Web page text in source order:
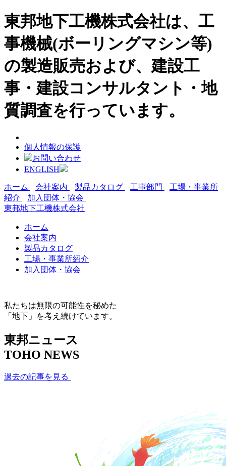
東邦地下工機株式会社は、工
事機械(ボーリングマシン等)
の製造販売および、建設工
事・建設コンサルタント・地
質調査を行っています。
個人情報の保護
お問い合わせ
ENGLISH
ホーム 会社案内 製品カタログ 工事部門
工場・事業所
紹介
加入団体・協会
東邦地下工機株式会社
ホーム
会社案内
製品カタログ
工場・事業所紹介
加入団体・協会
私たちは無限の可能性を秘めた
「地下」を考え続けています。
東邦ニュース
TOHO NEWS
過去の記事を見る